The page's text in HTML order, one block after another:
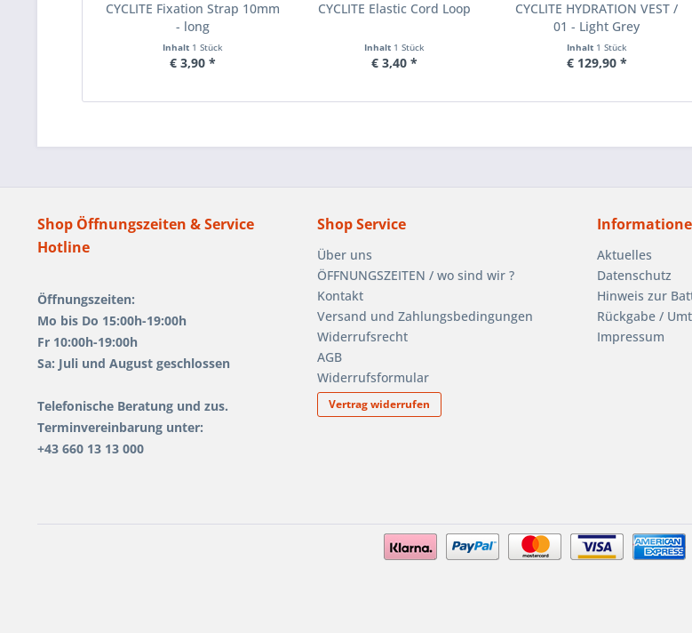
CYCLITE Fixation Strap 10mm
- long
Inhalt 1 Stück
€ 3,90 *
CYCLITE Elastic Cord Loop
Inhalt 1 Stück
€ 3,40 *
CYCLITE HYDRATION VEST /
01 - Light Grey
Inhalt 1 Stück
€ 129,90 *
Shop Öffnungszeiten & Service
Hotline
Öffnungszeiten:
Mo bis Do 15:00h-19:00h
Fr 10:00h-19:00h
Sa: Juli und August geschlossen
Telefonische Beratung und zus.
Terminvereinbarung unter:
+43 660 13 13 000
Shop Service
Über uns
ÖFFNUNGSZEITEN / wo sind wir ?
Kontakt
Versand und Zahlungsbedingungen
Widerrufsrecht
AGB
Widerrufsformular
Vertrag widerrufen
Aktuelles
Datenschutz
Hinweis zur
Rückgabe /
Impressum